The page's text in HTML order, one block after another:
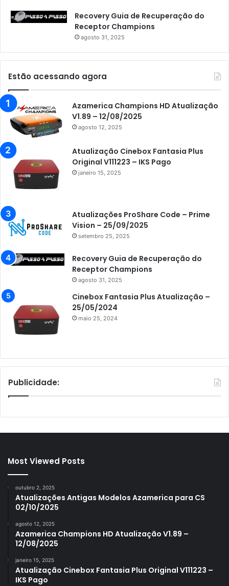
Recovery Guia de Recuperação do
Receptor Champions
agosto 31, 2025
Estão acessando agora
Azamerica Champions HD Atualização
V1.89 – 12/08/2025
agosto 12, 2025
Atualização Cinebox Fantasia Plus
Original V111223 – IKS Pago
janeiro 15, 2025
Atualizações ProShare Code – Prime
Vision – 25/09/2025
setembro 25, 2025
Recovery Guia de Recuperação do
Receptor Champions
agosto 31, 2025
Cinebox Fantasia Plus Atualização –
25/05/2024
maio 25, 2024
Publicidade:
Most Viewed Posts
outubro 2, 2025
Atualizações Antigas Modelos Azamerica para CS
02/10/2025
agosto 12, 2025
Azamerica Champions HD Atualização V1.89 –
12/08/2025
janeiro 15, 2025
Atualização Cinebox Fantasia Plus Original V111223 –
IKS Pago